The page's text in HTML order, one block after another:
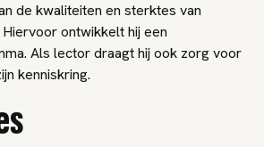
de kwaliteiten en sterktes van
ontwikkelt hij een
Als lector draagt hij ook zorg voor
kenniskring.